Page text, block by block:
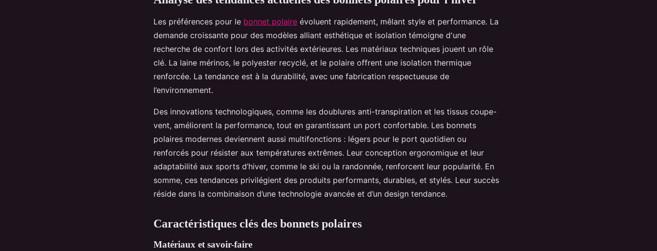
Les préférences pour le bonnet polaire évoluent rapidement, mêlant style et performance. La
demande croissante pour des modèles alliant esthétique et isolation témoigne d'une
recherche de confort lors des activités extérieures. Les matériaux techniques jouent un rôle
clé. La laine mérinos, le polyester recyclé, et le polaire offrent une isolation thermique
renforcée. La tendance est à la durabilité, avec une fabrication respectueuse de
l’environnement.
Des innovations technologiques, comme les doublures anti-transpiration et les tissus coupe-
vent, améliorent la performance, tout en garantissant un port confortable. Les bonnets
polaires modernes deviennent aussi multifonctions : légers pour le port quotidien ou
renforcés pour résister aux températures extrêmes. Leur conception ergonomique et leur
adaptabilité aux sports d’hiver, comme le ski ou la randonnée, renforcent leur popularité. En
somme, ces tendances privilégient des produits performants, durables, et stylés. Leur succès
réside dans la combinaison d’une technologie avancée et d’un design tendance.
Caractéristiques clés des bonnets polaires
Matériaux et savoir-faire